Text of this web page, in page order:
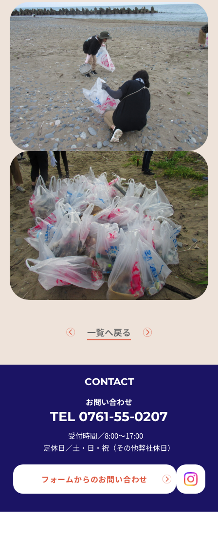
一覧へ戻る
CONTACT
お問い合わせ
TEL 0761-55-0207
受付時間／8:00〜17:00
定休日／土・日・祝（その他弊社休日）
フォームからのお問い合わせ